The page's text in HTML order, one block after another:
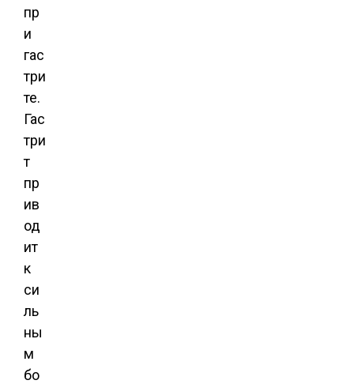
пр
и
гас
три
те.
Гас
три
т
пр
ив
од
ит
к
си
ль
ны
м
бо